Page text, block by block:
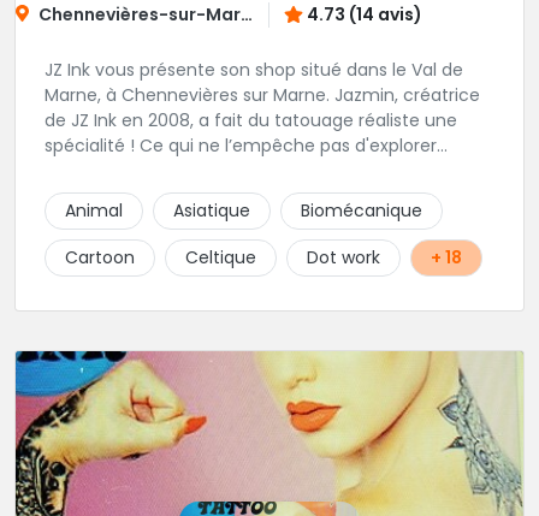
Chennevières-sur-Marne 4.73 (14 avis)
JZ Ink vous présente son shop situé dans le Val de
Marne, à Chennevières sur Marne. Jazmin, créatrice
de JZ Ink en 2008, a fait du tatouage réaliste une
spécialité ! Ce qui ne l’empêche pas d'explorer
finesse dans ses traits. A ses côtés, ses acolytes Otis
& Scylla sauront donner vie a vos projets
personnalisés et s'épanouissent dans un style
mêlant japonais, cartoon et illustrations. Sur place et
sympathique !
Animal Asiatique
Biomécanique
Cartoon
Celtique Dot work + 18